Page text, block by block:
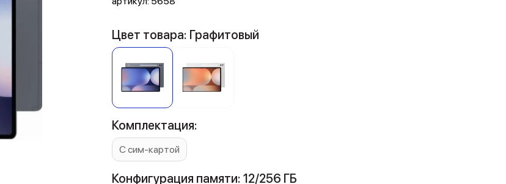
Цвет товара: Графитовый
Комплектация:
С сим-картой
Конфигурация памяти: 12/256 ГБ